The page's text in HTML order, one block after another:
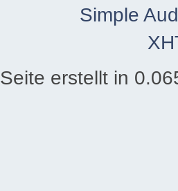
Simple
Seite erstellt in